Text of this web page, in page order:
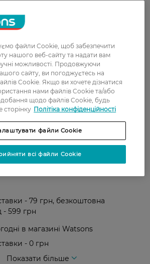
внешний вид кожи
Показати ще
Нової пошти - 99 грн,
- 79 грн, безкоштовна
- 599 грн
в магазині Watsons
- 0 грн
Показати більше
файли Cookie, щоб забезпечити
нашого веб-сайту та надати вам
можливості. Продовжуючи
сайту, ви погоджуєтесь на
Cookie. Якщо ви хочете дізнатися
нами файлів Cookie та/або
щодо файлів Cookie, будь
сторінку Політіка конфіденційності
файли Cookie
всі файли Cookie